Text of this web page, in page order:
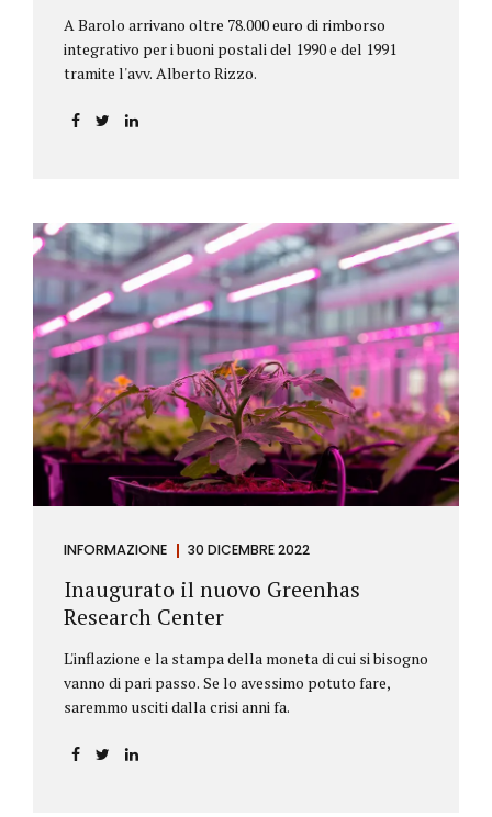
A Barolo arrivano oltre 78.000 euro di rimborso
integrativo per i buoni postali del 1990 e del 1991
tramite l'avv. Alberto Rizzo.
INFORMAZIONE 30 DICEMBRE 2022
Inaugurato il nuovo Greenhas
Research Center
L'inflazione e la stampa della moneta di cui si bisogno
vanno di pari passo. Se lo avessimo potuto fare,
saremmo usciti dalla crisi anni fa.